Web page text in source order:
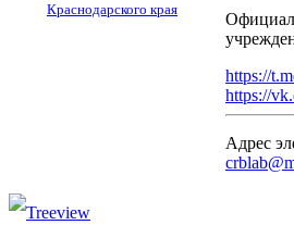
Краснодарского края
https://
https://
Адрес